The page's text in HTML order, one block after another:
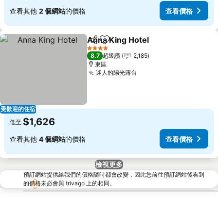
查看其他 2 個網站的價格 查看價格
受歡迎的住宿
分享 加入我的最愛
Anna King Hotel
4 星級
8.7 超級讚
2,185
東區
迷人的陽光露台
低至 $1,626
查看其他 4 個網站的價格 查看價格
檢視更多
預訂網站提供給我們的價格隨時都會改變，因此您前往預訂網站後看到
的價格未必會與 trivago 上的相同。